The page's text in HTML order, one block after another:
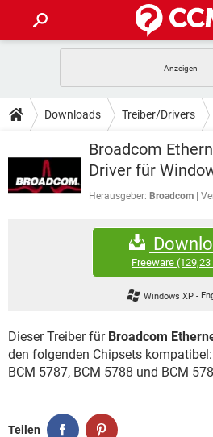
ANDROID IOS
WHATSAPP
TIPPS & TRICKS
SPIELE
ANDROID
WINDOWS 10
SPIELE
IOS
FORUM
IOS
WHATSAPP
FACEBOOK
Downloads Treiber/Drivers
Broadcom
Driver für
Herausgeber: Broadcom
Freeware (129,23
Windows XP -
Dieser Treiber für Broadcom
den folgenden Chipsets
BCM 5787, BCM 5788 und BCM
Teilen